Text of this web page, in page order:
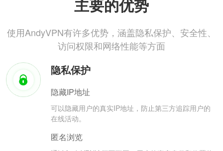
主要的优势
使用AndyVPN有许多优势，涵盖隐私保护、安全性、
访问权限和网络性能等方面
隐私保护
隐藏IP地址
可以隐藏用户的真实IP地址，防止第三方追踪用户的
在线活动。
匿名浏览